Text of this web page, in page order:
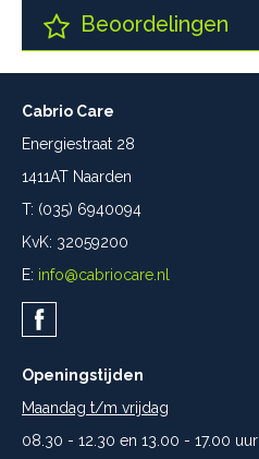
Beoordelingen
Cabrio Care
Energiestraat 28
1411AT Naarden
T: (035) 6940094
KvK: 32059200
E: info@cabriocare.nl
Openingstijden
Maandag t/m vrijdag
08.30 - 12.30 en 13.00 - 17.00 uur